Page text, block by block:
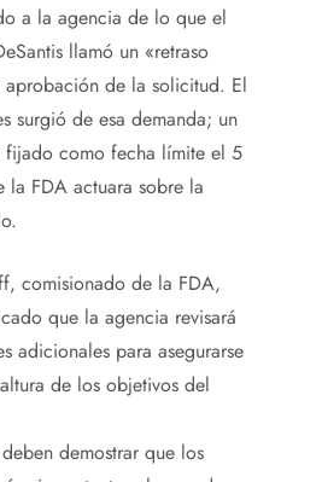
a la agencia de lo que el
llamó un «retraso
aprobación de la solicitud. El
surgió de esa demanda; un
fijado como fecha límite el 5
la FDA actuara sobre la
comisionado de la FDA,
que la agencia revisará
adicionales para asegurarse
de los objetivos del
demostrar que los